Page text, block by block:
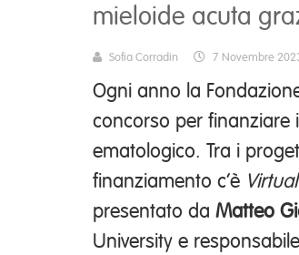
mieloide acuta
Sofia Corradin 7 Novembre
Ogni anno la
concorso per finanziare
ematologico. Tra i
finanziamento c’è
presentato da Matteo
University e